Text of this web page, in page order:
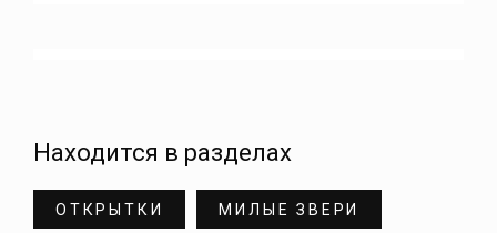
Находится в разделах
ОТКРЫТКИ МИЛЫЕ ЗВЕРИ